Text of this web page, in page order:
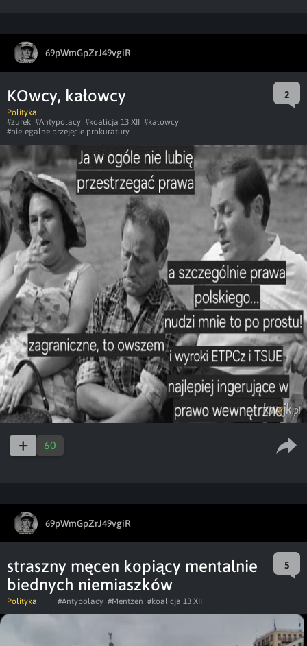
69pWmGpZrJ49vgiR
KOwcy, kałowcy 2
Polityka
#zurek #Antypolacy #koalicja 13 XII #kałowcy
#nielegalne przejęcie prokuratury
60
69pWmGpZrJ49vgiR
straszny męcen kopiący mentalnie
biednych niemiaszków
5
Polityka #Antypolacy #Mentzen #koalicja 13 XII